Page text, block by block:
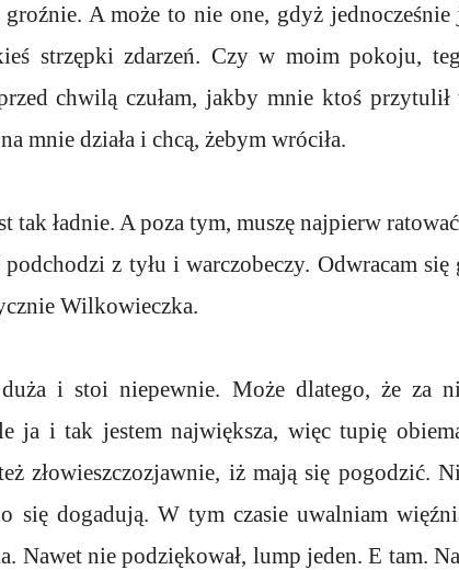
A może to nie one, gdyż jednocześnie
strzępki zdarzeń. Czy w moim pokoju,
chwilą czułam, jakby mnie ktoś
mnie działa i chcą, żebym wróciła.
tak ładnie. A poza tym, muszę najpierw
podchodzi z tyłu i warczobeczy. Odwracam
Wilkowieczka.
i stoi niepewnie. Może dlatego, że za
ja i tak jestem największa, więc tupię
złowieszczozjawnie, iż mają się pogodzić.
się dogadują. W tym czasie uwalniam
Nawet nie podziękował, lump jeden. E tam.